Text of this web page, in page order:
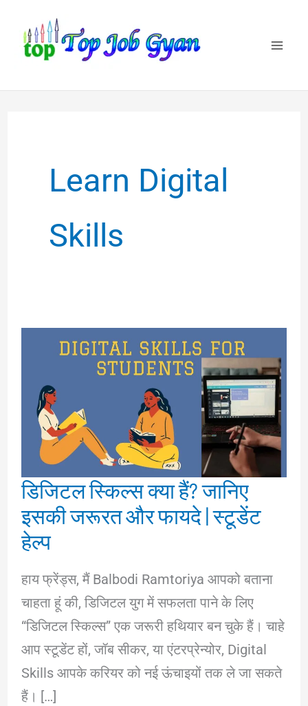
content
Learn Digital
Skills
डिजिटल स्किल्स क्या हैं? जानिए
इसकी जरूरत और फायदे | स्टूडेंट
हेल्प
हाय फ्रेंड्स, मैं Balbodi Ramtoriya आपको बताना
चाहता हूं की, डिजिटल युग में सफलता पाने के लिए
“डिजिटल स्किल्स” एक जरूरी हथियार बन चुके हैं। चाहे
आप स्टूडेंट हों, जॉब सीकर, या एंटरप्रेन्योर, Digital
Skills आपके करियर को नई ऊंचाइयों तक ले जा सकते
हैं। […]